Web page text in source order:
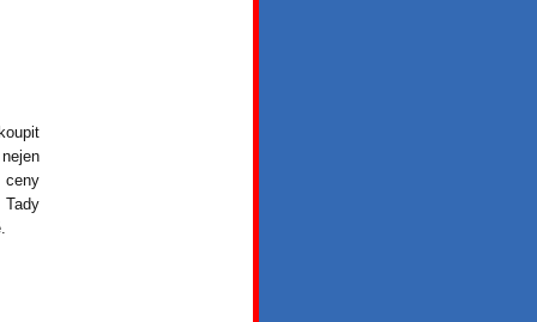
ceny
Tady